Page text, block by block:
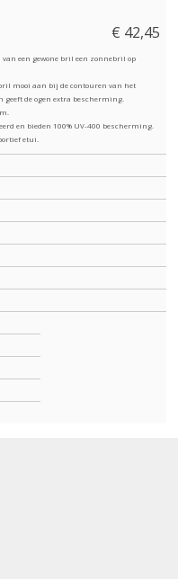
€ 42,45
een gewone bril een zonnebril op
mooi aan bij de contouren van het
de ogen extra bescherming.
en bieden 100% UV-400 bescherming.
etui.